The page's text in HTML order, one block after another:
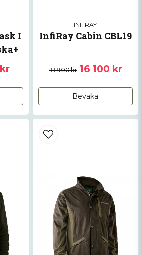
I
INFIRAY
InfiRay Cabin CBL19
18 900 kr 16 100 kr
Bevaka